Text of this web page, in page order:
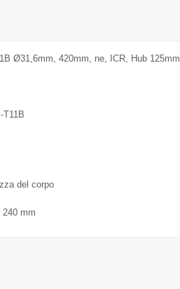
Ø31,6mm, 420mm, ne, ICR, Hub 125mm
T11B
del corpo
mm